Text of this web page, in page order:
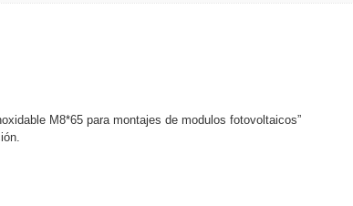
M8*65 para montajes de modulos fotovoltaicos”